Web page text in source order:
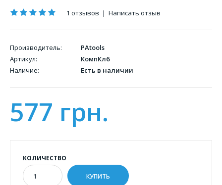
1 отзывов | Написать отзыв
Производитель:
PAtools
Артикул:
КомпКл6
Наличие:
Есть в наличии
577 грн.
КОЛИЧЕСТВО